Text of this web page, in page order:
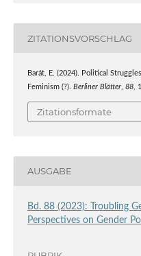
ZITATIONSVORSCHLAG
Barát, E. (2024). Political
Feminism (?). Berliner Blätter, 88,
Zitationsformate
AUSGABE
Bd. 88 (2023): Troubling
Perspectives on Gender